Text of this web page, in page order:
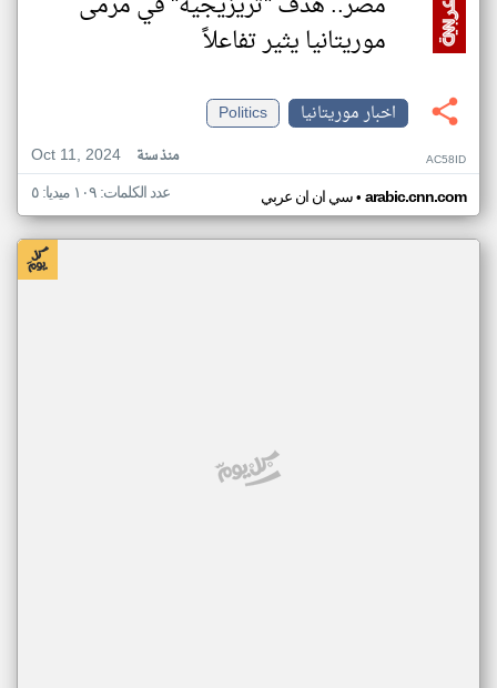
موريتانيا يثير تفاعلاً
اخبار موريتانيا
Politics
Oct 11, 2024
منذ سنة AC58ID
سي ان ان عربي• arabic.cnn.com عدد الكلمات: ١٠٩ ميديا: ٥